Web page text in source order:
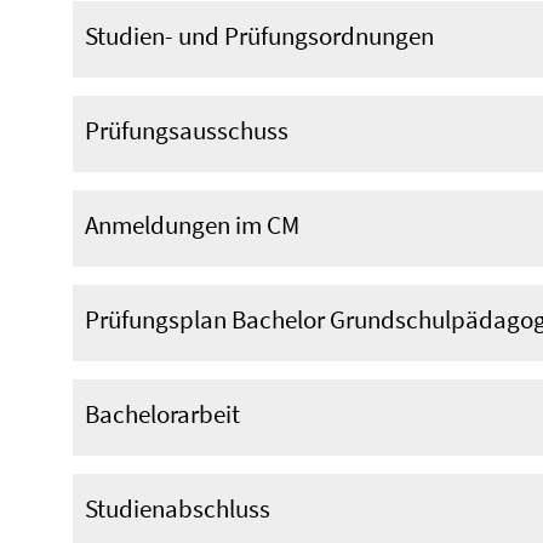
Studien- und Prüfungsordnungen
Prüfungsausschuss
Anmeldungen im CM
Prüfungsplan Bachelor
Bachelorarbeit
Studienabschluss